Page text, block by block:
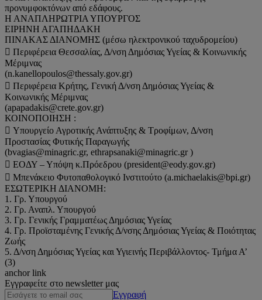
προνυμφοκτόνων από εδάφους.
Η ΑΝΑΠΛΗΡΩΤΡΙΑ ΥΠΟΥΡΓΟΣ
ΕΙΡΗΝΗ ΑΓΑΠΗΔΑΚΗ
ΠΙΝΑΚΑΣ ΔΙΑΝΟΜΗΣ (μέσω ηλεκτρονικού ταχυδρομείου)
 Περιφέρεια Θεσσαλίας, Δ/νση Δημόσιας Υγείας & Κοινωνικής
Μέριμνας
(n.kanellopoulos@thessaly.gov.gr)
 Περιφέρεια Κρήτης, Γενική Δ/νση Δημόσιας Υγείας &
Κοινωνικής Μέριμνας
(apapadakis@crete.gov.gr)
ΚΟΙΝΟΠΟΙΗΣΗ :
 Υπουργείο Αγροτικής Ανάπτυξης & Τροφίμων, Δ/νση
Προστασίας Φυτικής Παραγωγής
(bvagias@minagric.gr, ethrapsanaki@minagric.gr )
 ΕΟΔΥ – Υπόψη κ.Πρόεδρου (president@eody.gov.gr)
 Μπενάκειο Φυτοπαθολογικό Ινστιτούτο (a.michaelakis@bpi.gr)
ΕΣΩΤΕΡΙΚΗ ΔΙΑΝΟΜΗ:
1. Γρ. Υπουργού
2. Γρ. Αναπλ. Υπουργού
3. Γρ. Γενικής Γραμματέως Δημόσιας Υγείας
4. Γρ. Προϊσταμένης Γενικής Δ/νσης Δημόσιας Υγείας & Ποιότητας
Ζωής
5. Δ/νση Δημόσιας Υγείας και Υγιεινής Περιβάλλοντος- Τμήμα Α’
(3)
anchor link
Εγγραφείτε στο newsletter μας
Εγγραφή